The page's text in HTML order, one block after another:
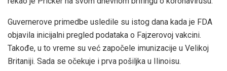
Guvernerove primedbe usledile su istog dana kada je FDA
objavila inicijalni pregled podataka o Fajzerovoj vakcini.
Takođe, u to vreme su već započele imunizacije u Velikoj
Britaniji. Sada se očekuje i prva pošiljka u Ilinoisu.